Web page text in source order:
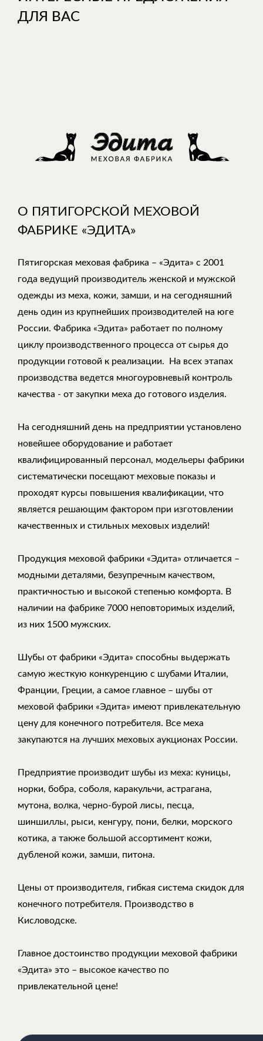
ДЛЯ ВАС
О ПЯТИГОРСКОЙ МЕХОВОЙ
ФАБРИКЕ «ЭДИТА»
Пятигорская меховая фабрика – «Эдита» с 2001
года ведущий производитель женской и мужской
одежды из меха, кожи, замши, и на сегодняшний
день один из крупнейших производителей на юге
России. Фабрика «Эдита» работает по полному
циклу производственного процесса от сырья до
продукции готовой к реализации. На всех этапах
производства ведется многоуровневый контроль
качества - от закупки меха до готового изделия.
На сегодняшний день на предприятии установлено
новейшее оборудование и работает
квалифицированный персонал, модельеры фабрики
систематически посещают меховые показы и
проходят курсы повышения квалификации, что
является решающим фактором при изготовлении
качественных и стильных меховых изделий!
Продукция меховой фабрики «Эдита» отличается –
модными деталями, безупречным качеством,
практичностью и высокой степенью комфорта. В
наличии на фабрике 7000 неповторимых изделий,
из них 1500 мужских.
Шубы от фабрики «Эдита» способны выдержать
самую жесткую конкуренцию с шубами Италии,
Франции, Греции, а самое главное – шубы от
меховой фабрики «Эдита» имеют привлекательную
цену для конечного потребителя. Все меха
закупаются на лучших меховых аукционах России.
Предприятие производит шубы из меха: куницы,
норки, бобра, соболя, каракульчи, астрагана,
мутона, волка, черно-бурой лисы, песца,
шиншиллы, рыси, кенгуру, пони, белки, морского
котика, а также большой ассортимент кожи,
дубленой кожи, замши, питона.
Цены от производителя, гибкая система скидок для
конечного потребителя. Производство в
Кисловодске.
Главное достоинство продукции меховой фабрики
«Эдита» это – высокое качество по
привлекательной цене!